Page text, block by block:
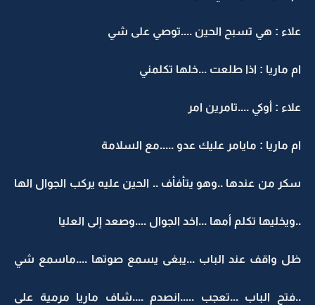
علاء : هي تسبح الحين ....توصي على شي
ام ماريا : اذا طلعت ...خلها تكلمني
علاء : أوكي ....تامرين امر
ام ماريا : مايامر عليك عدو .....مع السلامة
سكر من عندها ..وهو يتأفأف .. الحين عليه يركب الجوال الها
..ويخليها تكلم أمها ...اخد الجوال ....وصعد إلى العليا
ظل واقف عند الباب ...يبغى يسمع صوتها ....ماسمع شي
..فتح الباب ...تعجب .....انصدم ....شاف ماريا مرمية على